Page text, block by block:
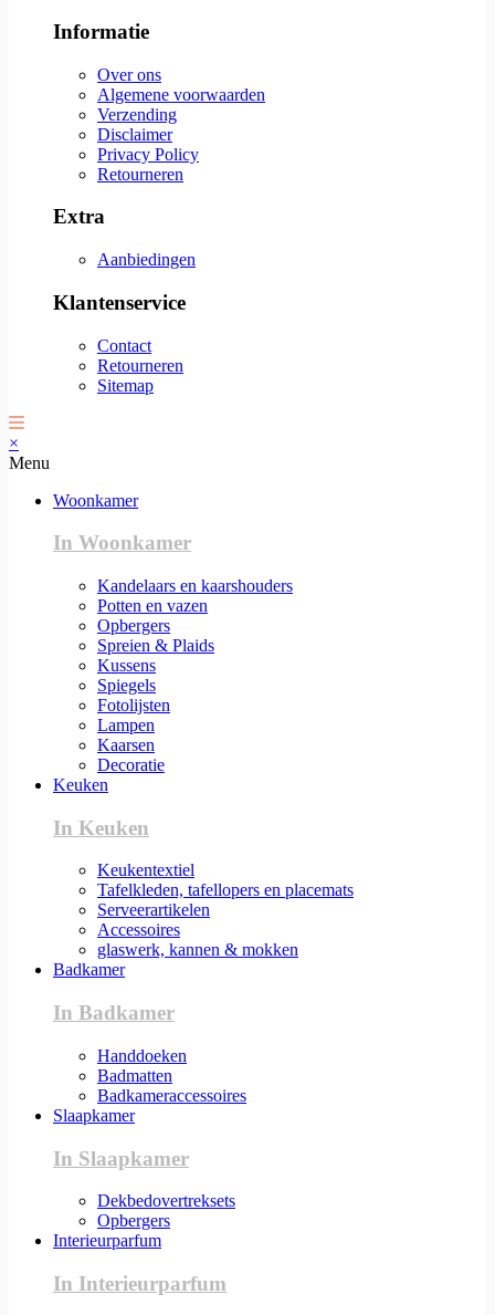
Informatie
Over ons
Algemene voorwaarden
Verzending
Disclaimer
Privacy Policy
Retourneren
Extra
Aanbiedingen
Klantenservice
Contact
Retourneren
Sitemap
×
Menu
Woonkamer
In Woonkamer
Kandelaars en kaarshouders
Potten en vazen
Opbergers
Spreien & Plaids
Kussens
Spiegels
Fotolijsten
Lampen
Kaarsen
Decoratie
Keuken
In Keuken
Keukentextiel
Tafelkleden, tafellopers en placemats
Serveerartikelen
Accessoires
glaswerk, kannen & mokken
Badkamer
In Badkamer
Handdoeken
Badmatten
Badkameraccessoires
Slaapkamer
In Slaapkamer
Dekbedovertreksets
Opbergers
Interieurparfum
In Interieurparfum